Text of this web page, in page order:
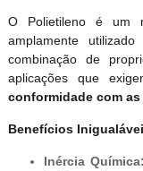
O Polietileno é um
amplamente
combinação de
aplicações que
conformidade com as
Benefícios
Inércia Química: